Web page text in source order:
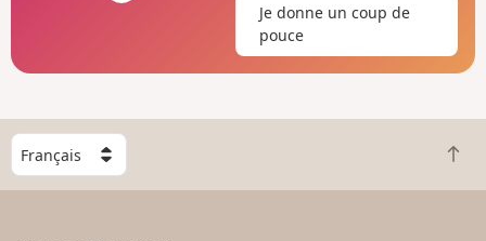
Je donne un coup de
pouce
C
h
o
R
e